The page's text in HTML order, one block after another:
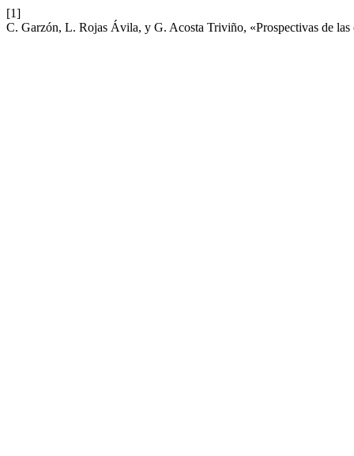
[1]
C. Garzón, L. Rojas Ávila, y G. Acosta Triviño, «Prospectivas de